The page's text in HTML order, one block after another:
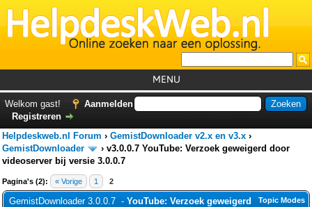
MENU
Foutcodes
GemistDownloader*
Welkom gast!
Aanmelden
Registreren
Helpdeskweb.nl Forum › GemistDownloader v2.x en v3.x ›
GemistDownloader
› v3.0.0.7 YouTube: Verzoek geweigerd door
videoserver bij versie 3.0.0.7
Pagina's (2): « Vorige 1 2
Topic Modes
GemistDownloader 3.0.0.7 - YouTube: Verzoek geweigerd